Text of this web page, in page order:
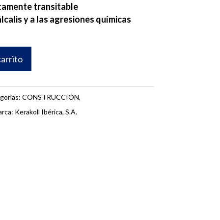
transitable
y a las agresiones químicas
CONSTRUCCIÓN,
Kerakoll Ibérica, S.A.